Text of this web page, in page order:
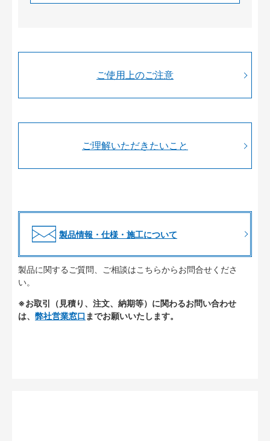
ご使用上のご注意
ご理解いただきたいこと
製品情報・仕様・施工について
製品に関するご質問、ご相談はこちらからお問合せくださ
い。
※お取引（見積り、注文、納期等）に関わるお問い合わせ
は、 弊社営業窓口 までお願いいたします。